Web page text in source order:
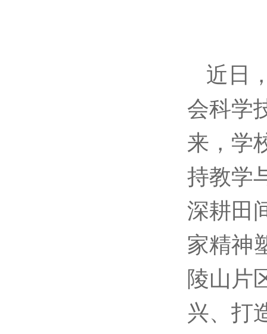
近日
会科学
来，学
持教学
深耕田
家精神
陵山片
兴、打